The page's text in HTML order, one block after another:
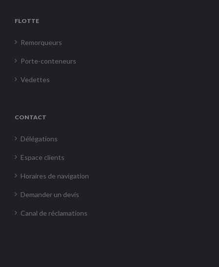
FLOTTE
Remorqueurs
Porte-conteneurs
Vedettes
CONTACT
Délégations
Espace clients
Horaires de navigation
Demander un devis
Canal de réclamations